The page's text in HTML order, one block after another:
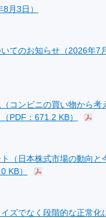
月3日）
てのお知らせ（2026年7
コンビニの買い物から考
PDF：671.2 KB）
（日本株式市場の動向と
KB）
ズでなく段階的な正常化